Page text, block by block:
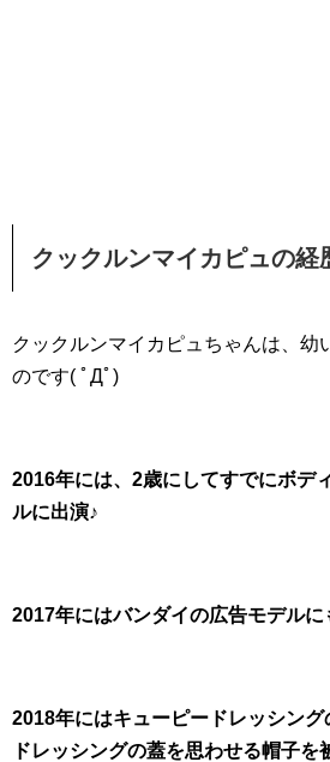
クックルンマイカピュの経
クックルンマイカピュちゃんは、幼
のです( ﾟДﾟ)
2016年には、2歳にしてすでにボデ
ルに出演♪
2017年にはバンダイの広告モデルに
2018年にはキューピードレッシン
ドレッシングの蓋を思わせる帽子を